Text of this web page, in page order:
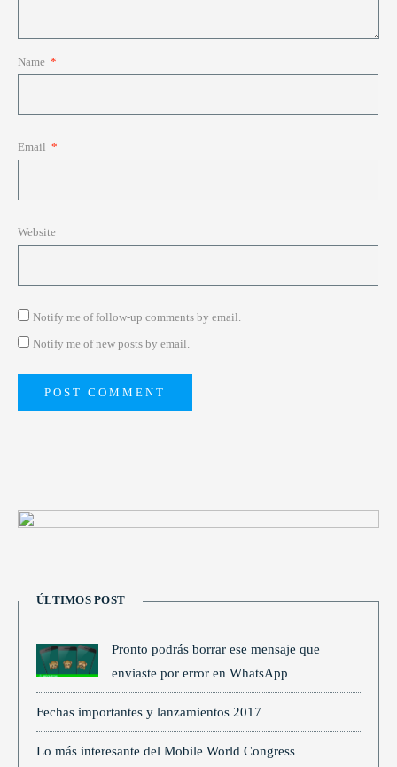
Name *
Email *
Website
Notify me of follow-up comments by email.
Notify me of new posts by email.
ÚLTIMOS POST
Pronto podrás borrar ese mensaje que
enviaste por error en WhatsApp
Fechas importantes y lanzamientos 2017
Lo más interesante del Mobile World Congress